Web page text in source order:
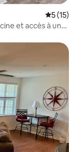
5 (15)
et accès à une